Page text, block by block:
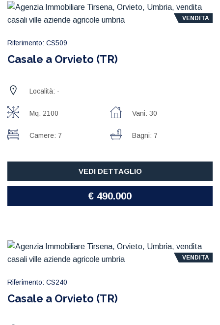
VENDITA
Riferimento: CS509
Casale a Orvieto (TR)
Località: -
Mq: 2100 Vani: 30
Camere: 7 Bagni: 7
VEDI DETTAGLIO
€ 490.000
VENDITA
Riferimento: CS240
Casale a Orvieto (TR)